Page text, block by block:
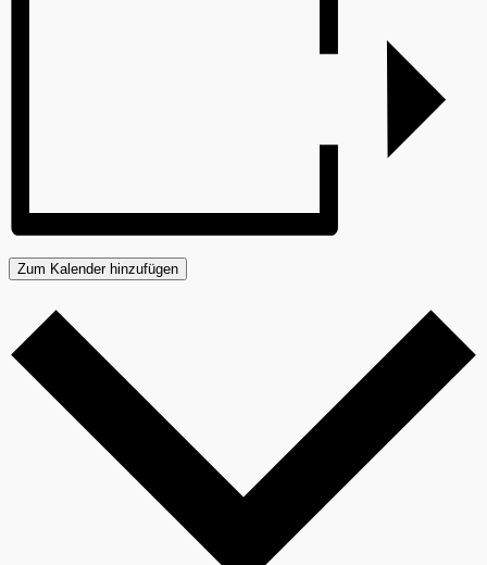
Zum Kalender hinzufügen